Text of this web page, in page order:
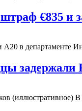
€835 и
А20 в департаменте
задержали
(иллюстративное)